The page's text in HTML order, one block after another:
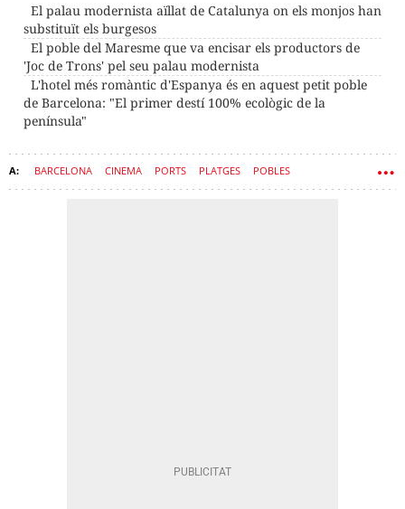
El palau modernista aïllat de Catalunya on els monjos han
substituït els burgesos
El poble del Maresme que va encisar els productors de
'Joc de Trons' pel seu palau modernista
L'hotel més romàntic d'Espanya és en aquest petit poble
de Barcelona: "El primer destí 100% ecològic de la
península"
BARCELONA CINEMA PORTS PLATGES POBLES